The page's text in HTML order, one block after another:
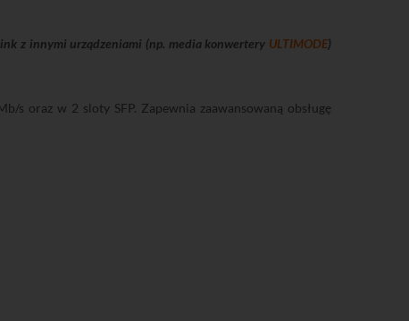
z innymi urządzeniami (np. media konwertery ULTIMODE)
s oraz w 2 sloty SFP. Zapewnia zaawansowaną obsługę